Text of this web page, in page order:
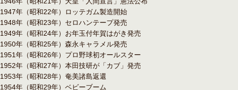
1947年（昭和22年）ロッテガム製造開始
1948年（昭和23年）セロハンテープ発売
1949年（昭和24年）お年玉付年賀はがき発売
1950年（昭和25年）森永キャラメル発売
1951年（昭和26年）プロ野球初オールスター
1952年（昭和27年）本田技研が「カブ」発売
1953年（昭和28年）奄美諸島返還
1954年（昭和29年）ベビーブーム